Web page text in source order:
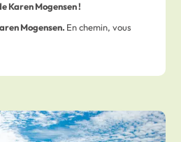
Karen Mogensen !
Mogensen. En chemin, vous
de location avant de poursuivre
Cerro Escondido(montagne cachée).